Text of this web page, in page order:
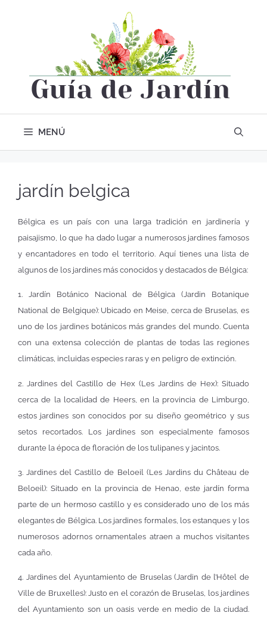
MENÚ
jardín belgica
Bélgica es un país con una larga tradición en jardinería y
paisajismo, lo que ha dado lugar a numerosos jardines famosos
y encantadores en todo el territorio. Aquí tienes una lista de
algunos de los jardines más conocidos y destacados de Bélgica:
1. Jardín Botánico Nacional de Bélgica (Jardin Botanique
National de Belgique): Ubicado en Meise, cerca de Bruselas, es
uno de los jardines botánicos más grandes del mundo. Cuenta
con una extensa colección de plantas de todas las regiones
climáticas, incluidas especies raras y en peligro de extinción.
2. Jardines del Castillo de Hex (Les Jardins de Hex): Situado
cerca de la localidad de Heers, en la provincia de Limburgo,
estos jardines son conocidos por su diseño geométrico y sus
setos recortados. Los jardines son especialmente famosos
durante la época de floración de los tulipanes y jacintos.
3. Jardines del Castillo de Beloeil (Les Jardins du Château de
Beloeil): Situado en la provincia de Henao, este jardín forma
parte de un hermoso castillo y es considerado uno de los más
elegantes de Bélgica. Los jardines formales, los estanques y los
numerosos adornos ornamentales atraen a muchos visitantes
cada año.
4. Jardines del Ayuntamiento de Bruselas (Jardin de l’Hôtel de
Ville de Bruxelles): Justo en el corazón de Bruselas, los jardines
del Ayuntamiento son un oasis verde en medio de la ciudad.